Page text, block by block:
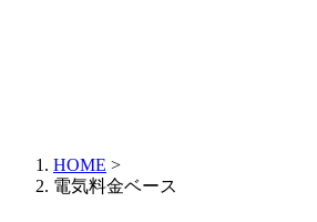
HOME >
電気料金ベース